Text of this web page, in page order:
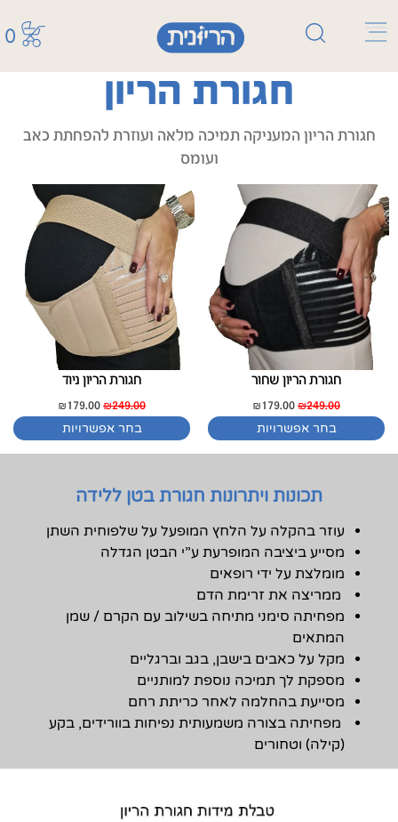
0
חגורת הריון
חגורת הריון המעניקה תמיכה מלאה ועוזרת להפחתת כאב
ועומס
חגורת הריון שחור
₪249.00
₪179.00
בחר אפשרויות
חגורת הריון ניוד
₪249.00
₪179.00
בחר אפשרויות
תכונות ויתרונות חגורת בטן ללידה
עוזר בהקלה על הלחץ המופעל על שלפוחית השתן
מסייע ביציבה המופרעת ע”י הבטן הגדלה
מומלצת על ידי רופאים
ממריצה את זרימת הדם
מפחיתה סימני מתיחה בשילוב עם הקרם / שמן
המתאים
מקל על כאבים בישבן, בגב וברגליים
מספקת לך תמיכה נוספת למותניים
מסייעת בהחלמה לאחר כריתת רחם
מפחיתה בצורה משמעותית נפיחות בוורידים, בקע
(קילה) וטחורים